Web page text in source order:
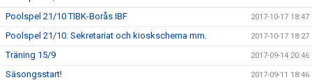
Poolspel 21/10 TIBK-Borås IBF 2017-10-17 18:47
Poolspel 21/10. Sekretariat och kioskschema mm. 2017-10-17 18:27
Träning 15/9 2017-09-14 20:46
Säsongsstart! 2017-09-11 18:46